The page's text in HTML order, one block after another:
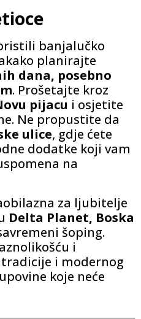
banjalučko
planirajte
dana, posebno
. Prošetajte kroz
pijacu i osjetite
Ne propustite da
ulice, gdje ćete
dodatke koji vam
na
za ljubitelje
Delta Planet, Boska
šoping.
i
i modernog
koje neće